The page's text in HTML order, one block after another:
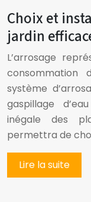
Choix et
jardin
L’arrosage
consommation
système
gaspillage
inégale des
permettra de
Lire la suite